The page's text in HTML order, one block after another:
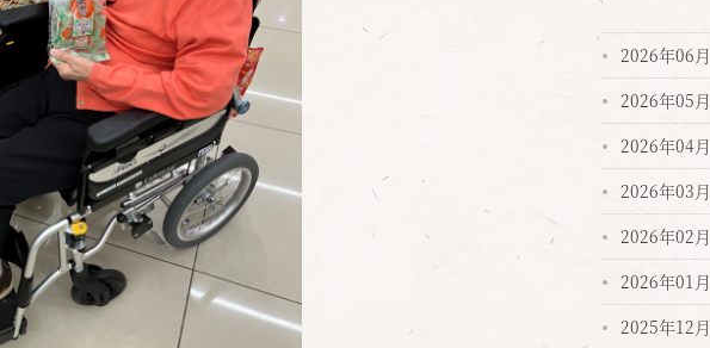
2026年06月
2026年05月
2026年04月
2026年03月
2026年02月
2026年01月
2025年12月